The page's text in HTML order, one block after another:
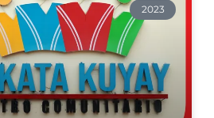
2023